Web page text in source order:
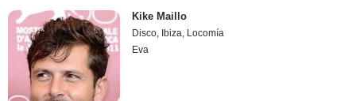
Kike Maillo
Disco, Ibiza, Locomía
Eva